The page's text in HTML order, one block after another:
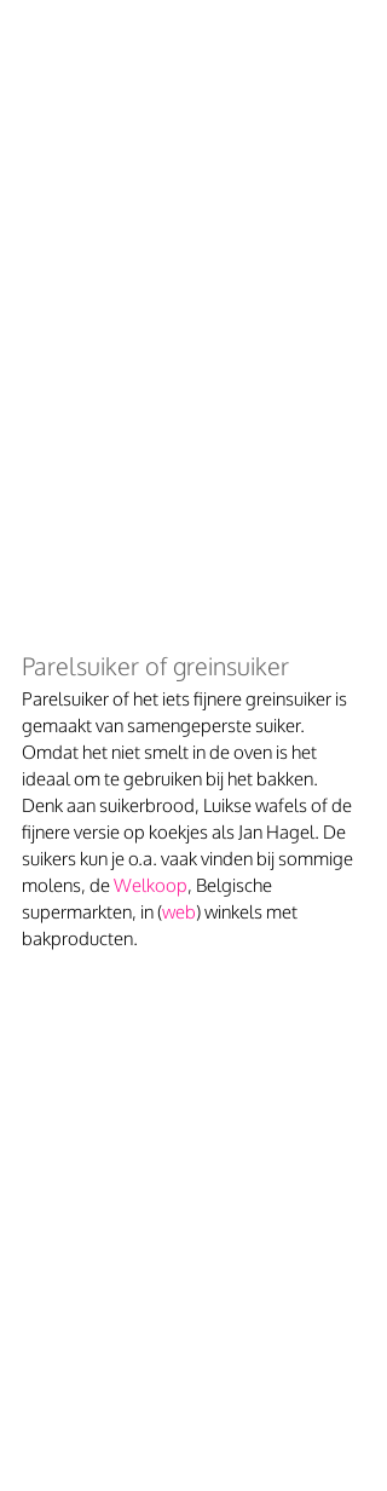
Parelsuiker of greinsuiker
Parelsuiker of het iets fijnere greinsuiker is
gemaakt van samengeperste suiker.
Omdat het niet smelt in de oven is het
ideaal om te gebruiken bij het bakken.
Denk aan suikerbrood, Luikse wafels of de
fijnere versie op koekjes als Jan Hagel. De
suikers kun je o.a. vaak vinden bij sommige
molens, de Welkoop, Belgische
supermarkten, in (web) winkels met
bakproducten.